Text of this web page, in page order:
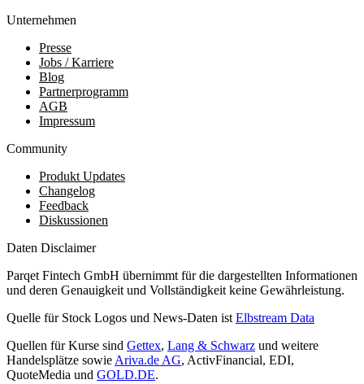
Unternehmen
Presse
Jobs / Karriere
Blog
Partnerprogramm
AGB
Impressum
Community
Produkt Updates
Changelog
Feedback
Diskussionen
Daten Disclaimer
Parqet Fintech GmbH übernimmt für die dargestellten Informationen
und deren Genauigkeit und Vollständigkeit keine Gewährleistung.
Quelle für Stock Logos und News-Daten ist Elbstream Data
Quellen für Kurse sind Gettex, Lang & Schwarz und weitere
Handelsplätze sowie Ariva.de AG, ActivFinancial, EDI,
QuoteMedia und GOLD.DE.